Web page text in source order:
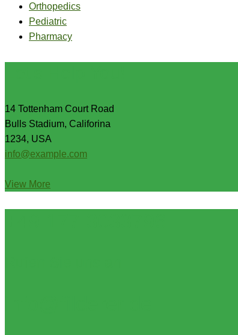
Orthopedics
Pediatric
Pharmacy
14 Tottenham Court Road
Bulls Stadium, Califorina
1234, USA
info@example.com
View More